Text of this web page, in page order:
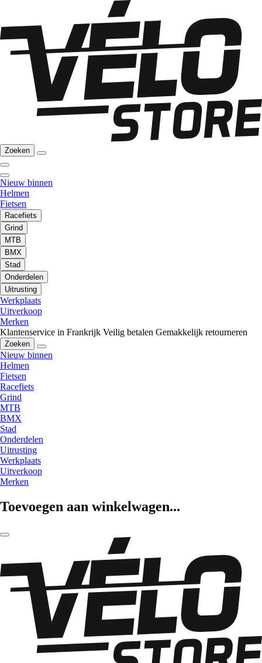
Zoeken
Nieuw binnen
Helmen
Fietsen
Racefiets
Grind
MTB
BMX
Stad
Onderdelen
Uitrusting
Werkplaats
Uitverkoop
Merken
Klantenservice in Frankrijk Veilig betalen Gemakkelijk retourneren
Zoeken
Nieuw binnen
Helmen
Fietsen
Racefiets
Grind
MTB
BMX
Stad
Onderdelen
Uitrusting
Werkplaats
Uitverkoop
Merken
Toevoegen aan winkelwagen...